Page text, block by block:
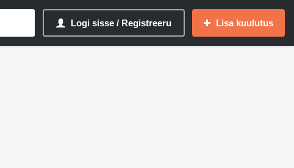
Logi sisse / Registreeru Lisa kuulutus